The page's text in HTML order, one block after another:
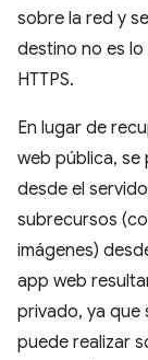
sobre la red y
destino no es
HTTPS.
En lugar de
web pública, se
desde el
subrecursos
imágenes)
app web
privado, ya que
puede realizar